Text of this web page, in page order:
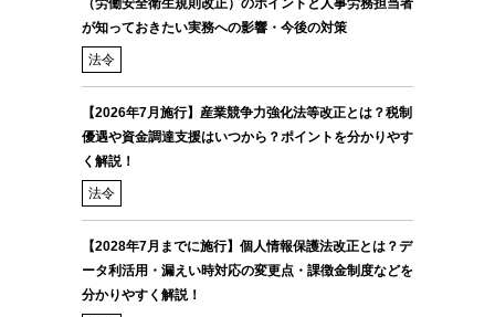
（労働安全衛生規則改正）のポイントと人事労務担当者
が知っておきたい実務への影響・今後の対策
法令
【2026年7月施行】産業競争力強化法等改正とは？税制
優遇や資金調達支援はいつから？ポイントを分かりやす
く解説！
法令
【2028年7月までに施行】個人情報保護法改正とは？デ
ータ利活用・漏えい時対応の変更点・課徴金制度などを
分かりやすく解説！